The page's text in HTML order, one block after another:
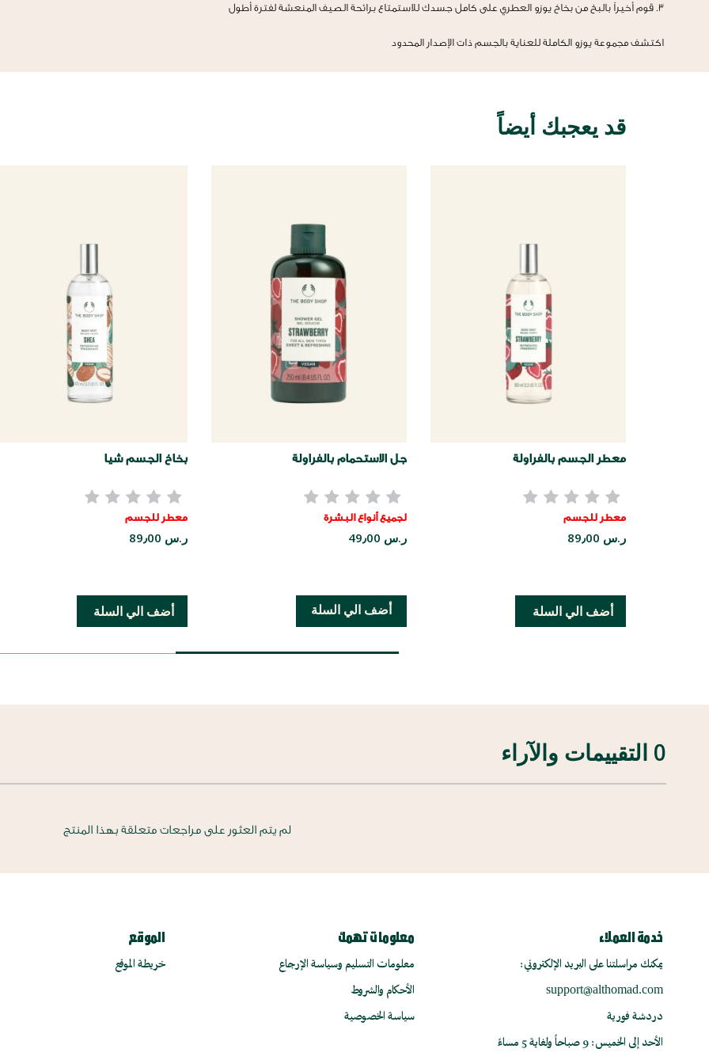
3. قوم أخيراً بالبخ من بخاخ يوزو العطري على كامل جسدك للاستمتاع برائحة الصيف المنعشة لفترة أطول
اكتشف مجموعة يوزو الكاملة للعناية بالجسم ذات الإصدار المحدود
قد يعجبك أيضاً
معطر الجسم بالفراولة
معطر للجسم
ر.س 89٫00
أضف الي السلة
جل الاستحمام بالفراولة
لجميع أنواع البشرة
ر.س 49٫00
أضف الي السلة
بخاخ الجسم شيا
معطر للجسم
ر.س 89٫00
أضف الي السلة
0 التقييمات والآراء
لم يتم العثور على مراجعات متعلقة بهذا المنتج
خدمة العملاء
يمكنك مراسلتنا على البريد الإلكتروني:
support@althomad.com
دردشة فورية
الأحد إلى الخميس: 9 صباحاً ولغاية 5 مساءً
معلومات تهمك
معلومات التسليم وسياسة الإرجاع
الأحكام والشروط
سياسة الخصوصية
الموقع
خريطة الموقع